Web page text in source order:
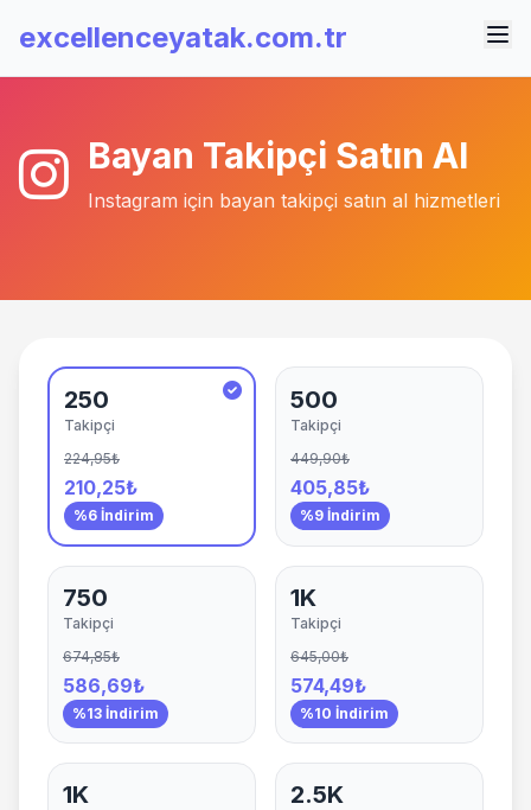
excellenceyatak.com.tr
Bayan Takipçi Satın Al
Instagram için bayan takipçi satın al hizmetleri
250
Takipçi
224,95₺
210,25₺
%6 İndirim
500
Takipçi
449,90₺
405,85₺
%9 İndirim
750
Takipçi
674,85₺
586,69₺
%13 İndirim
1K
Takipçi
645,00₺
574,49₺
%10 İndirim
1K 2.5K